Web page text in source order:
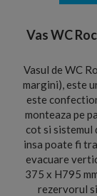
Vas WC
Vasul de WC
margini), este
este
monteaza pe
cot si sistemul
insa poate fi
evacuare
375 x H795
rezervorul